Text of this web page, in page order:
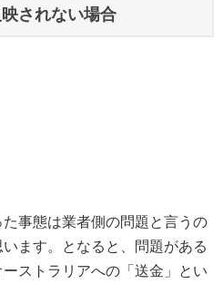
されない場合
事態は業者側の問題と言うの
ます。となると、問題がある
ストラリアへの「送金」とい